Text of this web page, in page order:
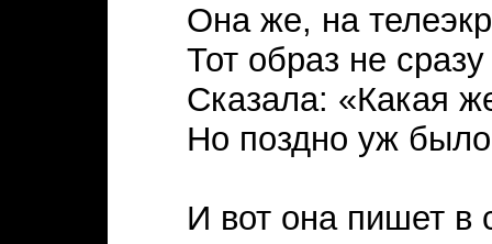
Она же, на
Тот образ не
Сказала: «Какая
Но поздно уж
И вот она пишет в